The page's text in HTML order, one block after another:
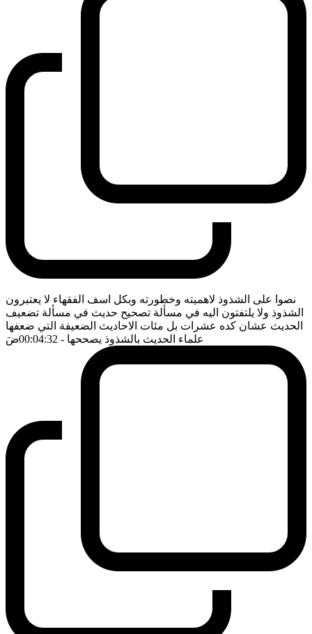
نصوا على الشذوذ لاهميته وخطورته وبكل اسف الفقهاء لا يعتبرون
الشذوذ ولا يلتفتون اليه في مسألة تصحيح حديث في مسألة تضعيف
الحديث عشان كده عشرات بل مئات الاحاديث الضعيفة التي ضعفها
علماء الحديث بالشذوذ يصححها - 00:04:32 ضَ